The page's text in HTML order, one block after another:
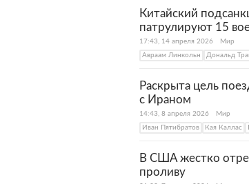
Китайский
патрулируют 15
17:43, 14 апреля 2026
Мир
Авраам Линкольн
Дональд
Раскрыта цель
с Ираном
14:43, 8 апреля 2026
Мир
Иван Пятибратов
Кая Каллас
В США жестко
проливу